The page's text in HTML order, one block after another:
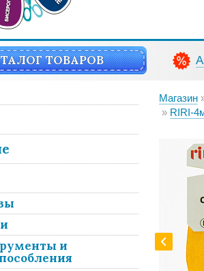
ТОВАРОВ
и
Магазин
RIRI-4мм,